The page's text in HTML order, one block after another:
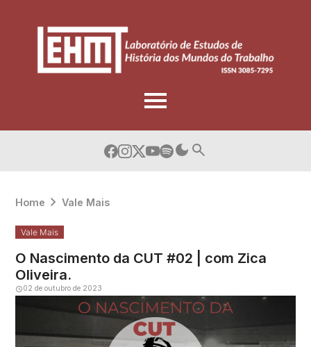
Home Vale Mais
Vale Mais
O Nascimento da CUT #02 | com Zica
Oliveira.
02 de outubro de 2023